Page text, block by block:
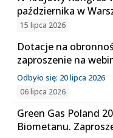
października w
15 lipca 2026
Dotacje na
zaproszenie na
Odbyło się: 20 lipca 2026
06 lipca 2026
Green Gas Poland
Biometanu.